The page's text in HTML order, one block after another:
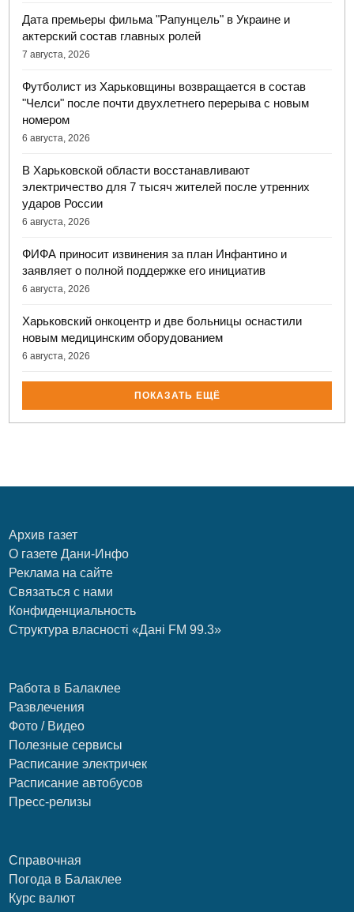
Дата премьеры фильма "Рапунцель" в Украине и
актерский состав главных ролей
7 августа, 2026
Футболист из Харьковщины возвращается в состав
"Челси" после почти двухлетнего перерыва с новым
номером
6 августа, 2026
В Харьковской области восстанавливают
электричество для 7 тысяч жителей после утренних
ударов России
6 августа, 2026
ФИФА приносит извинения за план Инфантино и
заявляет о полной поддержке его инициатив
6 августа, 2026
Харьковский онкоцентр и две больницы оснастили
новым медицинским оборудованием
6 августа, 2026
ПОКАЗАТЬ ЕЩЁ
Архив газет
О газете Дани-Инфо
Реклама на сайте
Связаться с нами
Конфиденциальность
Структура власності «Дані FM 99.3»
Работа в Балаклее
Развлечения
Фото / Видео
Полезные сервисы
Расписание электричек
Расписание автобусов
Пресс-релизы
Справочная
Погода в Балаклее
Курс валют